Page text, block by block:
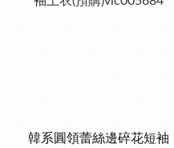
韓系圓領蕾絲邊碎花短袖